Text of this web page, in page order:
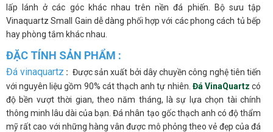
lấp lánh ở các góc khác nhau trên nền đá phiến. Bộ sưu tập
Vinaquartz Small Gain dễ dàng phối hợp với các phong cách tủ bếp
hay phòng tắm khác nhau.
ĐẶC TÍNH SẢN PHẨM :
Đá vinaquartz : Được sản xuất bởi dây chuyền công nghệ tiên tiến
với nguyên liệu gồm 90% cát thạch anh tự nhiên. Đá VinaQuartz có
độ bền vượt thời gian, theo năm tháng, là sự lựa chọn tài chính
thông minh lâu dài của bạn. Đá nhân tạo gốc thạch anh có độ thẩm
mỹ rất cao với những hàng vân được mô phỏng theo vẻ đẹp của đá